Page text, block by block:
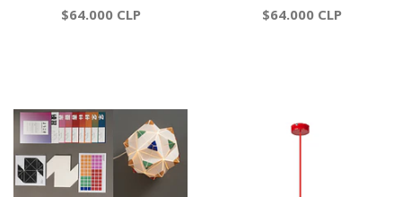
$64.000 CLP $64.000 CLP